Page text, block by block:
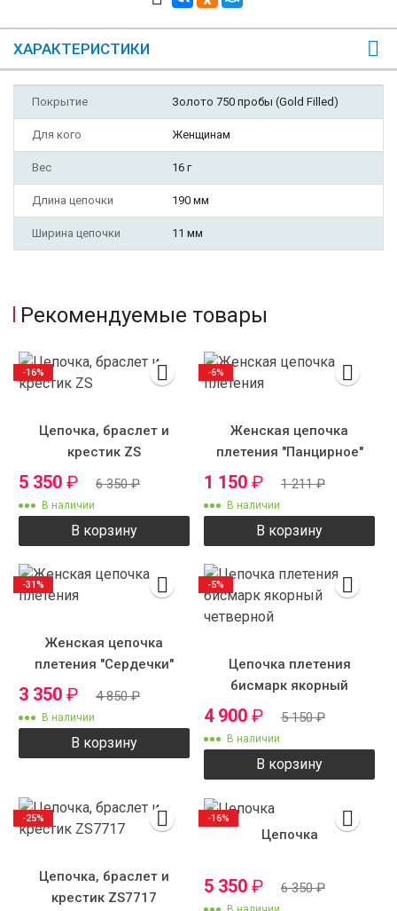
ХАРАКТЕРИСТИКИ
Покрытие Золото 750 пробы (Gold Filled)
Для кого Женщинам
Вес 16 г
Длина цепочки 190 мм
Ширина цепочки 11 мм
Рекомендуемые товары
Цепочка, браслет и
крестик ZS
5 350 ₽ 6 350₽
В наличии
В корзину
-16%
Женская цепочка
плетения "Панцирное"
1 150 ₽ 1 211₽
В наличии
В корзину
-6%
Женская цепочка
плетения "Сердечки"
3 350 ₽ 4 850₽
В наличии
В корзину
-31%
Цепочка плетения
бисмарк якорный
четверной
4 900 ₽ 5 150₽
В наличии
В корзину
-5%
Цепочка, браслет и
крестик ZS7717
-25%
Цепочка
5 350 ₽ 6 350₽
-16%